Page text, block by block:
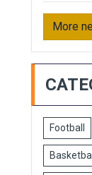
More
Football
Basketball